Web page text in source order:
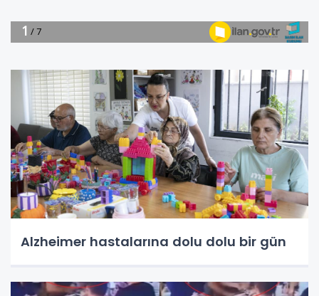
Alzheimer hastalarına dolu dolu bir gün